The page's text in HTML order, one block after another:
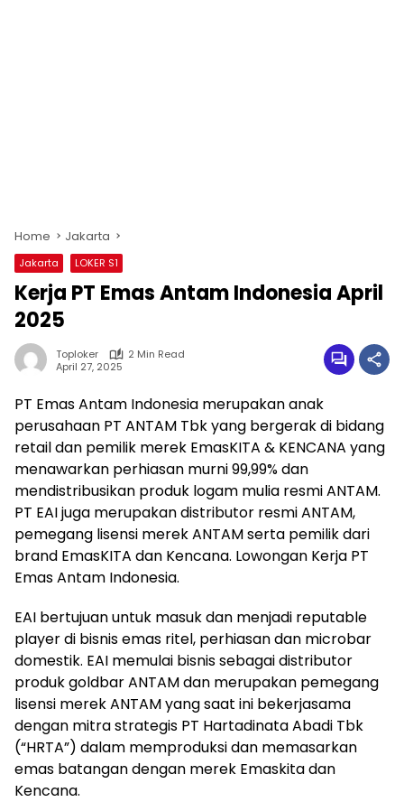
Home Jakarta
Jakarta LOKER S1
Kerja PT Emas Antam Indonesia April
2025
Toploker
2 Min Read
April 27, 2025
PT Emas Antam Indonesia merupakan anak
perusahaan PT ANTAM Tbk yang bergerak di bidang
retail dan pemilik merek EmasKITA & KENCANA yang
menawarkan perhiasan murni 99,99% dan
mendistribusikan produk logam mulia resmi ANTAM.
PT EAI juga merupakan distributor resmi ANTAM,
pemegang lisensi merek ANTAM serta pemilik dari
brand EmasKITA dan Kencana. Lowongan Kerja PT
Emas Antam Indonesia.
EAI bertujuan untuk masuk dan menjadi reputable
player di bisnis emas ritel, perhiasan dan microbar
domestik. EAI memulai bisnis sebagai distributor
produk goldbar ANTAM dan merupakan pemegang
lisensi merek ANTAM yang saat ini bekerjasama
dengan mitra strategis PT Hartadinata Abadi Tbk
(“HRTA”) dalam memproduksi dan memasarkan
emas batangan dengan merek Emaskita dan
Kencana.